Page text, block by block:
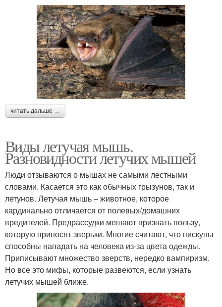
читать дальше →
Виды летучая мышь.
Разновидности летучих мышей
Люди отзываются о мышах не самыми лестными
словами. Касается это как обычных грызунов, так и
летунов. Летучая мышь – животное, которое
кардинально отличается от полевых/домашних
вредителей. Предрассудки мешают признать пользу,
которую приносят зверьки. Многие считают, что пискуны
способны нападать на человека из-за цвета одежды.
Приписывают множество зверств, нередко вампиризм.
Но все это мифы, которые развеются, если узнать
летучих мышей ближе.